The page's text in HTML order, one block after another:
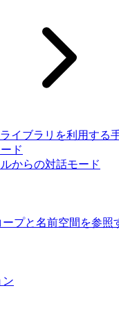
イブラリを利用する
ド
からの対話モード
プと名前空間を参照
ン